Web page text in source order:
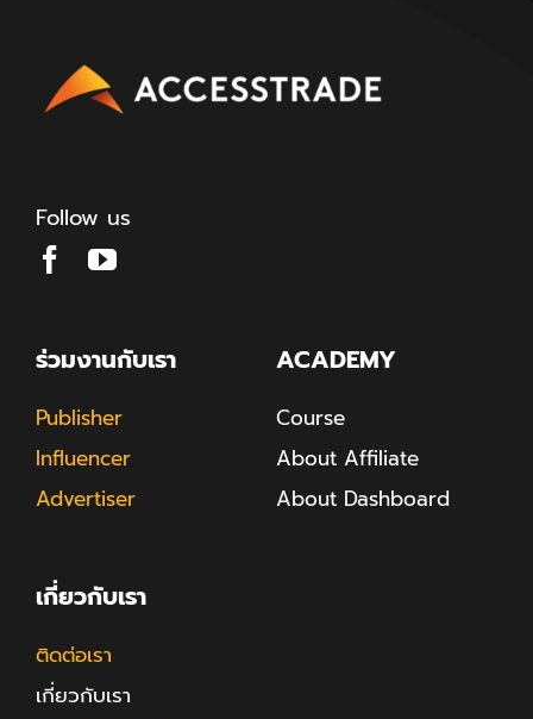
Follow us
ร่วมงานกับเรา
Publisher
Influencer
Advertiser
ACADEMY
Course
About Affiliate
About Dashboard
เกี่ยวกับเรา
ติดต่อเรา
เกี่ยวกับเรา